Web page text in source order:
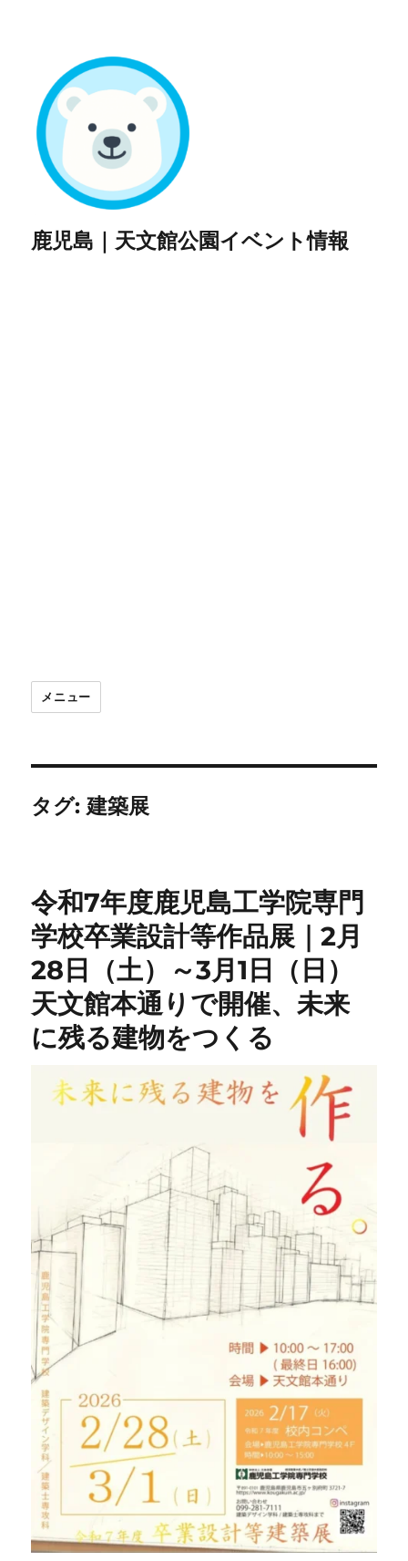
鹿児島｜天文館公園イベント情報
メニュー
タグ:建築展
令和7年度鹿児島工学院専門
学校卒業設計等作品展｜2月
28日（土）～3月1日（日）
天文館本通りで開催、未来
に残る建物をつくる